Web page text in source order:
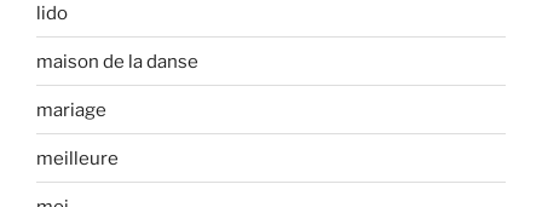
lido
maison de la danse
mariage
meilleure